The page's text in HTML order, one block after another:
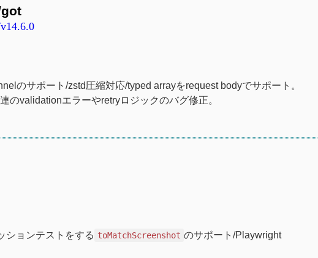
のサポート/zstd圧縮対応/typed arrayをrequest bodyでサポート。
のvalidationエラーやretryロジックのバグ修正。
ションテストをする toMatchScreenshot のサポート/Playwright